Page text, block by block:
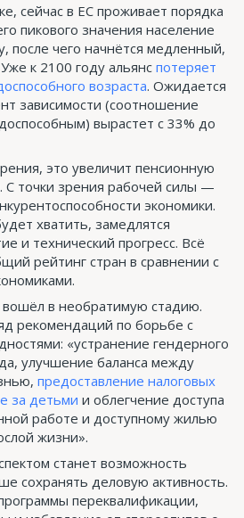
сейчас в ЕС проживает порядка
пикового значения население
после чего начнётся медленный,
к 2100 году альянс потеряет
возраста. Ожидается
зависимости (соотношение
вырастет с 33% до
это увеличит пенсионную
С точки зрения рабочей силы —
экономики.
хватить, замедлятся
и технический прогресс. Всё
рейтинг стран в сравнении с
в необратимую стадию.
рекомендаций по борьбе с
«устранение гендерного
улучшение баланса между
предоставление налоговых
за детьми и облегчение доступа
работе и доступному жилью
жизни».
станет возможность
сохранять деловую активность.
переквалификации,